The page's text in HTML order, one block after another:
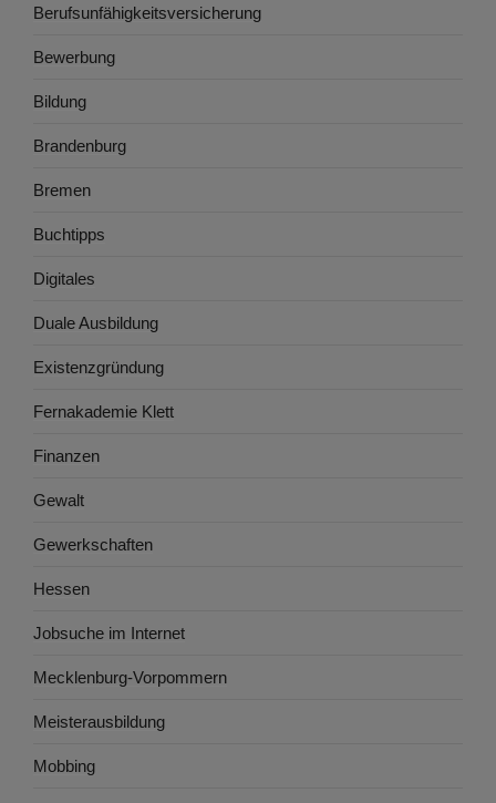
Berufsunfähigkeitsversicherung
Bewerbung
Bildung
Brandenburg
Bremen
Buchtipps
Digitales
Duale Ausbildung
Existenzgründung
Fernakademie Klett
Finanzen
Gewalt
Gewerkschaften
Hessen
Jobsuche im Internet
Mecklenburg-Vorpommern
Meisterausbildung
Mobbing